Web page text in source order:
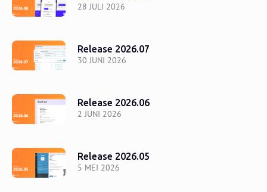
28 JULI 2026
30 JUNI 2026
Release 2026.07
2 JUNI 2026
Release 2026.06
5 MEI 2026
Release 2026.05